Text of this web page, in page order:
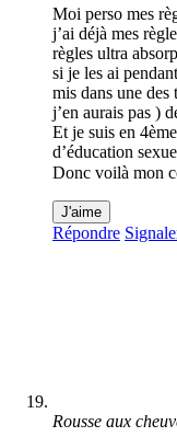
Moi perso mes
j’ai déjà mes
règles ultra
si je les ai
mis dans une des
j’en aurais pas )
Et je suis en
d’éducation
Donc voilà mon
J'aime
Répondre
Rousse aux